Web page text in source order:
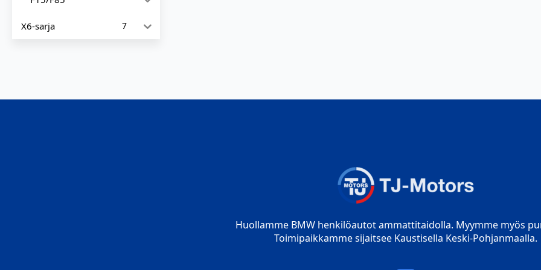
X6-sarja 7
Huollamme BMW henkilöautot ammattitaidolla. Myymme myös
Toimipaikkamme sijaitsee Kaustisella Keski-Pohjanmaalla.